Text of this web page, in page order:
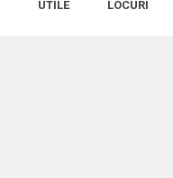
UTILE LOCURI